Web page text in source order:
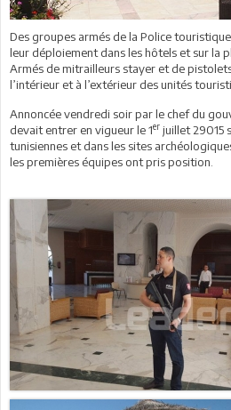
Des groupes armés de la Police
leur déploiement dans les hôtels et sur la
Armés de mitrailleurs stayer et de
l’intérieur et à l’extérieur des unités
Annoncée vendredi soir par le chef du
devait entrer en vigueur le 1er juillet 29015
tunisiennes et dans les sites
les premières équipes ont pris position.